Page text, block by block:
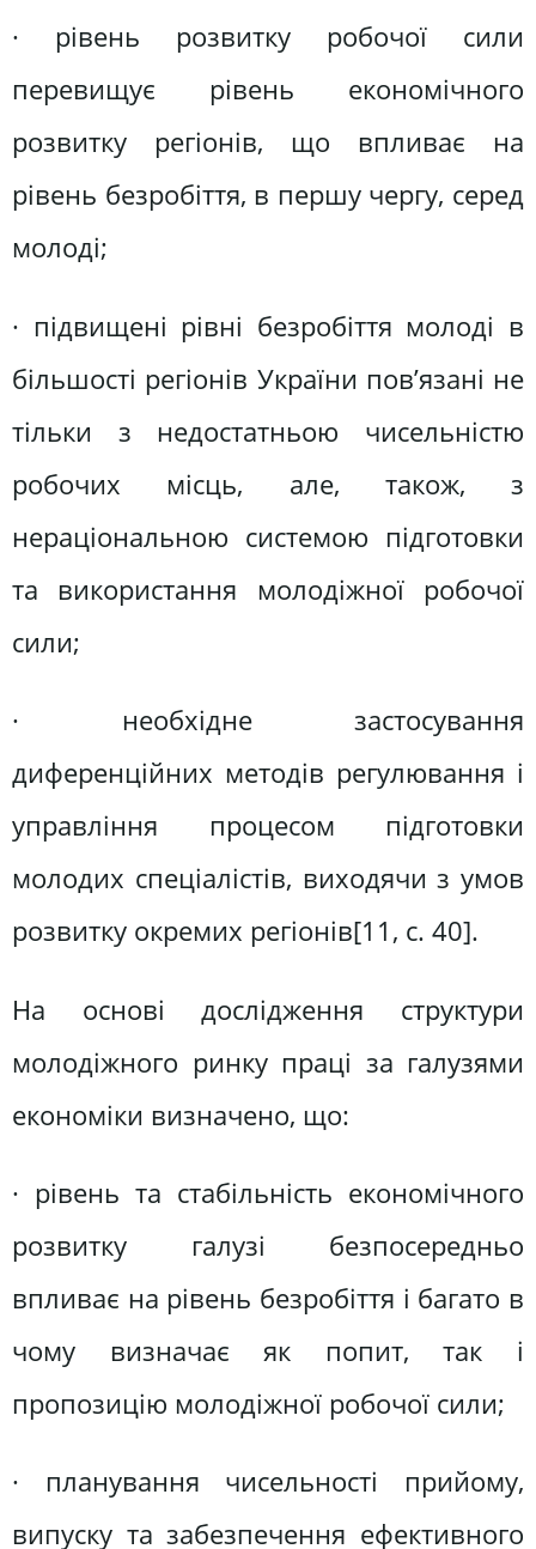
· рівень розвитку робочої сили
перевищує рівень економічного
розвитку регіонів, що впливає на
рівень безробіття, в першу чергу, серед
молоді;
· підвищені рівні безробіття молоді в
більшості регіонів України пов’язані не
тільки з недостатньою чисельністю
робочих місць, але, також, з
нераціональною системою підготовки
та використання молодіжної робочої
сили;
· необхідне застосування
диференційних методів регулювання і
управління процесом підготовки
молодих спеціалістів, виходячи з умов
розвитку окремих регіонів[11, c. 40].
На основі дослідження структури
молодіжного ринку праці за галузями
економіки визначено, що:
· рівень та стабільність економічного
розвитку галузі безпосередньо
впливає на рівень безробіття і багато в
чому визначає як попит, так і
пропозицію молодіжної робочої сили;
· планування чисельності прийому,
випуску та забезпечення ефективного